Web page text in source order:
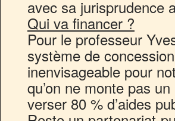
avec sa jurisprudence
Qui va financer ?
Pour le professeur
système de
inenvisageable pour
qu’on ne monte pas
verser 80 % d’aides